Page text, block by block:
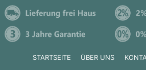
STARTSEITE ÜBER UNS